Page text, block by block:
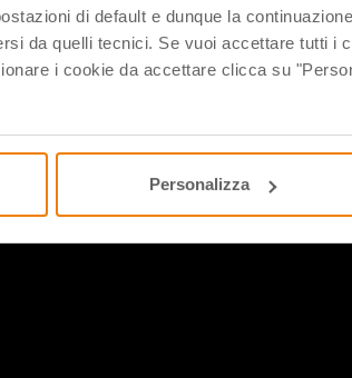
di default e dunque la
da quelli tecnici. Se vuoi accettare tutti i
i cookie da accettare clicca su
Personalizza
Copilot è che non si tratta di uno
Microsoft. Scoprilo insieme a noi!